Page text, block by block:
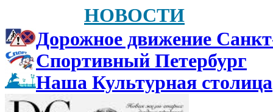
НОВОСТИ
Дорожное движение
Спортивный Петербург
Наша Культурная столица